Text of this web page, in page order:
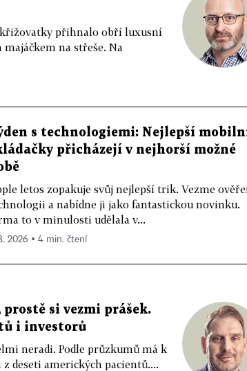
křižovatky přihnalo obří luxusní
na střeše. Na
s technologiemi: Nejlepší
přicházejí v nejhorší možné
letos zopakuje svůj nejlepší trik. Vezme
a nabídne ji jako fantastickou novinku.
to v minulosti udělala v...
2026 ▪ 4 min. čtení
si vezmi prášek.
i investorů
neradi. Podle průzkumů má k
deseti amerických pacientů....